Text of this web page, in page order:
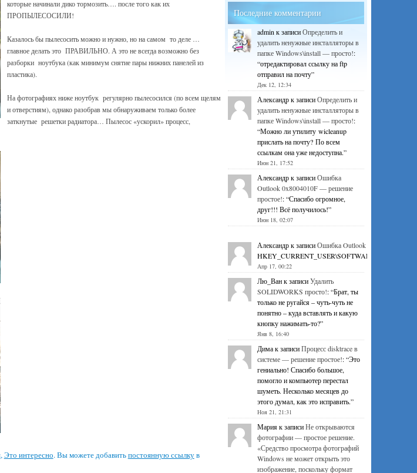
которые начинали дико тормозить…. после того как их
ПРОПЫЛЕСОСИЛИ!
Казалось бы пылесосить можно и нужно, но на самом то деле …
главное делать это ПРАВИЛЬНО. А это не всегда возможно без
разборки ноутбука (как минимум снятие пары нижних панелей из
пластика).
На фотографиях ниже ноутбук регулярно пылесосился (по всем щелям
и отверстиям), однако разобрав мы обнаруживаем только более
заткнутые решетки радиатора… Пылесос «ускорил» процесс,
, Это интересно. Вы можете добавитьпостоянную ссылкув
Последние комментарии
admin к записиОпределить и
удалить ненужные инсталляторы в
папке Windows\install — просто!:
“отредактировал ссылку на ftp
отправил на почту”
Дек 12, 12:34
Александрк записиОпределить и
удалить ненужные инсталляторы в
папке Windows\install — просто!:
“Можно ли утилиту wicleanup
прислать на почту? По всем
ссылкам она уже недоступна.”
Июн 21, 17:52
Александрк записиОшибка
Outlook 0x8004010F — решение
простое!: “Спасибо огромное,
друг!!! Всё получилось!”
Июн 18, 02:07
Александрк записиОшибка Outlook 0x8004010F —
Апр 17, 00:22
Лю_Ванк записиУдалить
SOLIDWORKS просто!: “Брат, ты
только не ругайся – чуть-чуть не
понятно – куда вставлять и какую
кнопку нажимать-то?”
Янв 8, 16:40
Димак записиПроцесс disktrace в
системе — решение простое!: “Это
гениально! Спасибо большое,
помогло и компьютер перестал
шуметь. Несколько месяцев до
этого думал, как это исправить.”
Ноя 21, 21:31
Марияк записиНе открываются
фотографии — простое решение.
«Средство просмотра фотографий
Windows не может открыть это
изображение, поскольку формат